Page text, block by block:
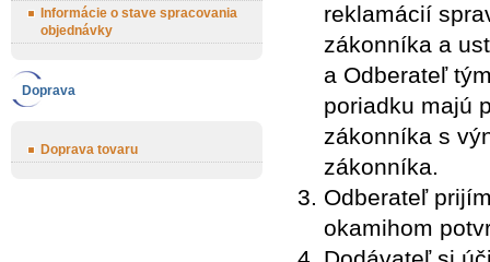
Informácie o stave spracovania
objednávky
Doprava
Doprava tovaru
reklamácií
zákonníka a
a Odberateľ
poriadku majú
zákonníka s
zákonníka.
Odberateľ
okamihom